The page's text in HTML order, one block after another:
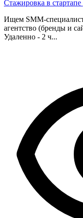
Стажировка в
Ищем SMM-
агентство (бренды и
Удаленно - 2 ч...